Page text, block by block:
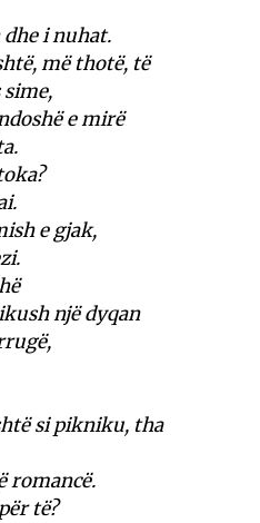
i nuhat.
më thotë, të
sime,
e mirë
e gjak,
një dyqan
si pikniku, tha
romancë.
të?